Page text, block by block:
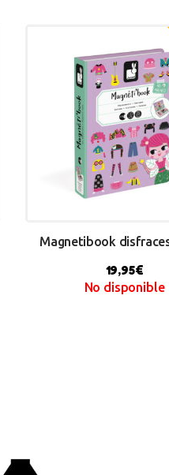
Magnetibook
19,95€
No disponible